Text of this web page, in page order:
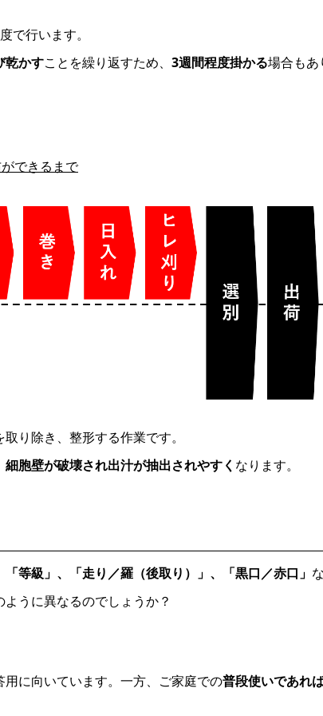
行います。
乾かすことを繰り返すため、 3週間程度掛かる場合もあ
できるまで
り除き、整形する作業です。
細胞壁が破壊され出汁が抽出されやすく なります。
「等級」、「走り／羅（後取り）」、「黒口／赤口」
うに異なるのでしょうか？
に向いています。一方、ご家庭での普段使いであれ